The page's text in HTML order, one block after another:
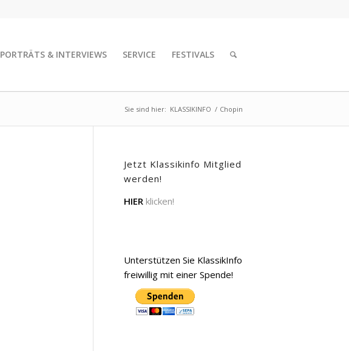
PORTRÄTS & INTERVIEWS SERVICE FESTIVALS
Sie sind hier: KLASSIKINFO / Chopin
Jetzt Klassikinfo Mitglied
werden!
HIER klicken!
Unterstützen Sie KlassikInfo
freiwillig mit einer Spende!